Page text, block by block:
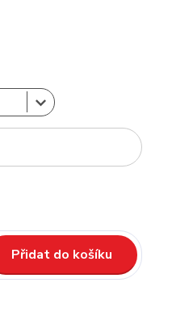
Přidat do košíku